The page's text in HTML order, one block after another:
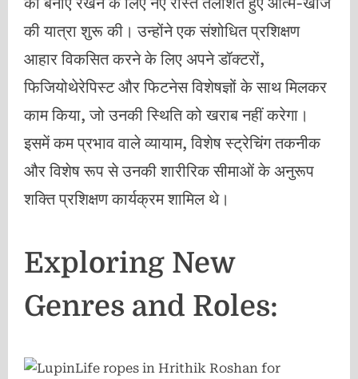
की यात्रा शुरू की। उन्होंने एक संशोधित प्रशिक्षण
आहार विकसित करने के लिए अपने डॉक्टरों,
फिजियोथेरेपिस्ट और फिटनेस विशेषज्ञों के साथ मिलकर
काम किया, जो उनकी स्थिति को खराब नहीं करेगा।
इसमें कम प्रभाव वाले व्यायाम, विशेष स्ट्रेचिंग तकनीक
और विशेष रूप से उनकी शारीरिक सीमाओं के अनुरूप
शक्ति प्रशिक्षण कार्यक्रम शामिल थे।
Exploring New
Genres and Roles: